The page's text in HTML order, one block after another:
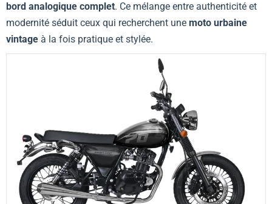
bord analogique complet. Ce mélange entre authenticité et
modernité séduit ceux qui recherchent une moto urbaine
vintage à la fois pratique et stylée.